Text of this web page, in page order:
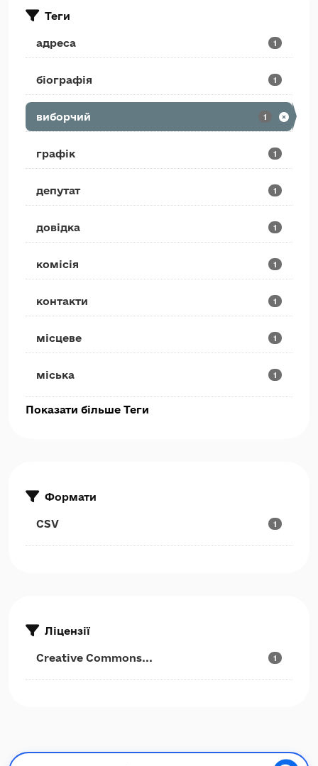
Теги
адреса 1
біографія 1
виборчий 1
графік 1
депутат 1
довідка 1
комісія 1
контакти 1
місцеве 1
міська 1
Показати більше Теги
Формати
CSV 1
Ліцензії
Creative Commons... 1